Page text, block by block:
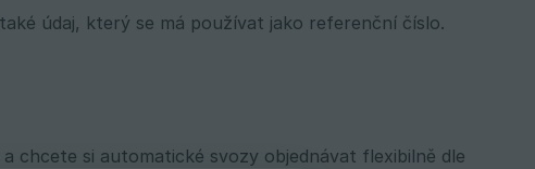
údaj, který se má používat jako referenční číslo.
chcete si automatické svozy objednávat flexibilně dle